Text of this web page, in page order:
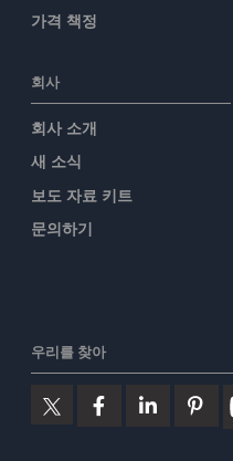
가격 책정
회사
회사 소개
새 소식
보도 자료 키트
문의하기
우리를 찾아